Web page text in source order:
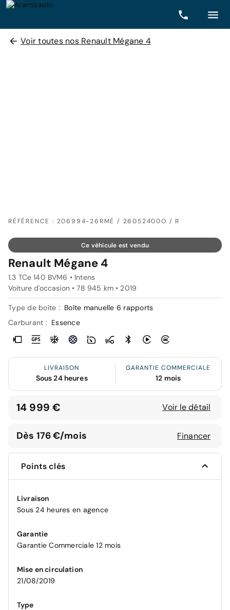
Voir toutes nos Renault Mégane 4
RÉFÉRENCE : 206994-26RMÉ / 26052400O / R
Ce véhicule est vendu
Renault Mégane 4
1.3 TCe 140 BVM6 • Intens
Voiture d'occasion • 78 945 km • 2019
Type de boîte : Boîte manuelle 6 rapports
Carburant : Essence
LIVRAISON
Sous 24 heures
GARANTIE COMMERCIALE
12 mois
14 999 € Voir le détail
Dès 176 €/mois Financer
Points clés
Livraison
Sous 24 heures en agence
Garantie
Garantie Commerciale 12 mois
Mise en circulation
21/08/2019
Type